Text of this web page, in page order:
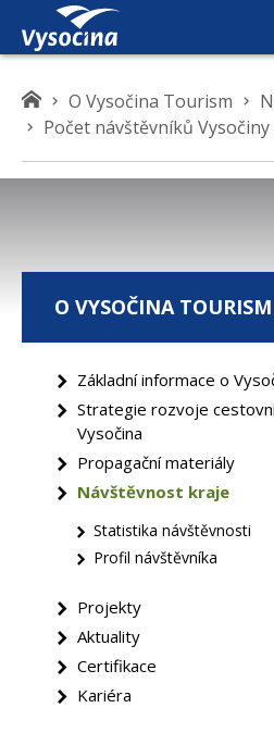
K
d
s
O Vysočina Tourism
Počet návštěvníků
O VYSOČINA TOURISM
Základní informace o
Strategie rozvoje
Vysočina
Propagační materiály
Návštěvnost kraje
Statistika návštěvnosti
Profil návštěvníka
Projekty
Aktuality
Certifikace
Kariéra